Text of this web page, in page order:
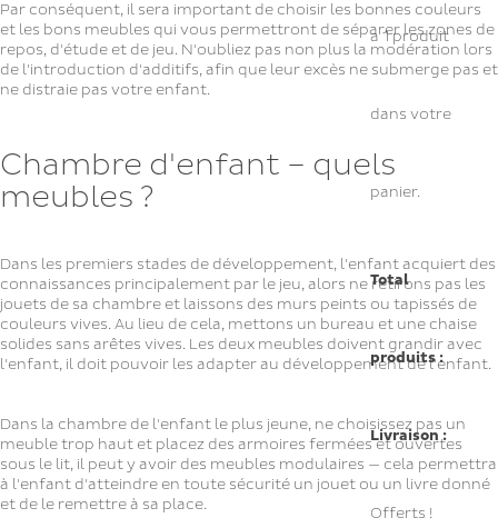
a 1 produit
dans votre
panier.
Total
produits :
Livraison :
Offerts !
Par conséquent, il sera important de choisir les bonnes couleurs
et les bons meubles qui vous permettront de séparer les zones de
repos, d'étude et de jeu. N'oubliez pas non plus la modération lors
de l'introduction d'additifs, afin que leur excès ne submerge pas et
ne distraie pas votre enfant.
Chambre d'enfant – quels
meubles ?
Dans les premiers stades de développement, l'enfant acquiert des
connaissances principalement par le jeu, alors ne retirons pas les
jouets de sa chambre et laissons des murs peints ou tapissés de
couleurs vives. Au lieu de cela, mettons un bureau et une chaise
solides sans arêtes vives. Les deux meubles doivent grandir avec
l'enfant, il doit pouvoir les adapter au développement de l'enfant.
Dans la chambre de l'enfant le plus jeune, ne choisissez pas un
meuble trop haut et placez des armoires fermées et ouvertes
sous le lit, il peut y avoir des meubles modulaires — cela permettra
à l'enfant d'atteindre en toute sécurité un jouet ou un livre donné
et de le remettre à sa place.